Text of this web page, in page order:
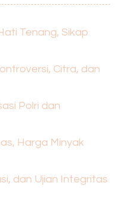
Tenang, Sikap
Citra, dan
Polri dan
Harga Minyak
dan Ujian Integritas